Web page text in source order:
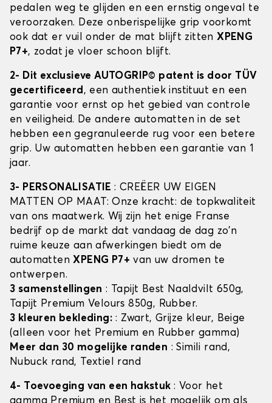
pedalen weg te glijden en een ernstig ongeval te
veroorzaken. Deze onberispelijke grip voorkomt
ook dat er vuil onder de mat blijft zittenXPENG
P7+, zodat je vloer schoon blijft.
2- Dit exclusieve AUTOGRIP© patent is door TÜV
gecertificeerd, een authentiek instituut en een
garantie voor ernst op het gebied van controle
en veiligheid. De andere automatten in de set
hebben een gegranuleerde rug voor een betere
grip. Uw automatten hebben een garantie van 1
jaar.
3- PERSONALISATIE: CREËER UW EIGEN
MATTEN OP MAAT: Onze kracht: de topkwaliteit
van ons maatwerk. Wij zijn het enige Franse
bedrijf op de markt dat vandaag de dag zo'n
ruime keuze aan afwerkingen biedt om de
automattenXPENG P7+ van uw dromen te
ontwerpen.
3 samenstellingen : Tapijt Best Naaldvilt 650g,
Tapijt Premium Velours 850g, Rubber.
3 kleuren bekleding: : Zwart, Grijze kleur, Beige
(alleen voor het Premium en Rubber gamma)
Meer dan 30 mogelijke randen : Simili rand,
Nubuck rand, Textiel rand
4- Toevoeging van een hakstuk : Voor het